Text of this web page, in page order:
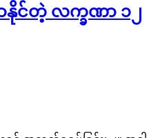
(တကယ်တော့ ဒါတွေက ကိုလက်စထ
နိုင်စွမ်း မရှိတော့ခြင်း၊ […]